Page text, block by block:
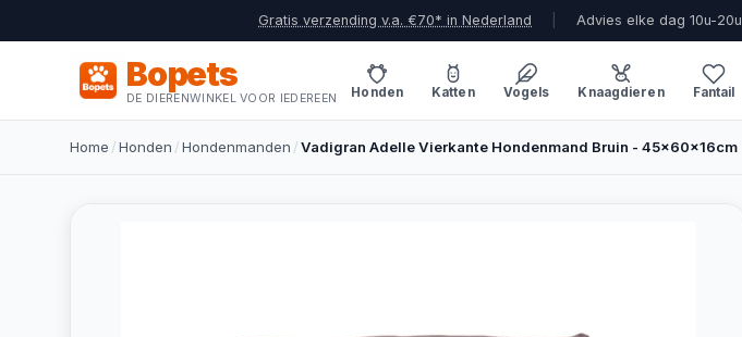
Gratis verzending v.a. €70* in Nederland Advies elke dag 10u-20u
Bopets
DE DIERENWINKEL VOOR IEDEREEN Honden Katten Vogels Knaagdieren Fantail
Home /Honden /Hondenmanden /Vadigran Adelle Vierkante Hondenmand Bruin - 45x60x16cm